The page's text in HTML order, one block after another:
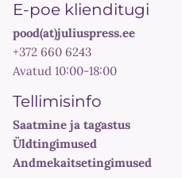
E-poe klienditugi
pood(at)juliuspress.ee
+372 660 6243
Avatud 10:00-18:00
Tellimisinfo
Saatmine ja tagastus
Üldtingimused
Andmekaitsetingimused